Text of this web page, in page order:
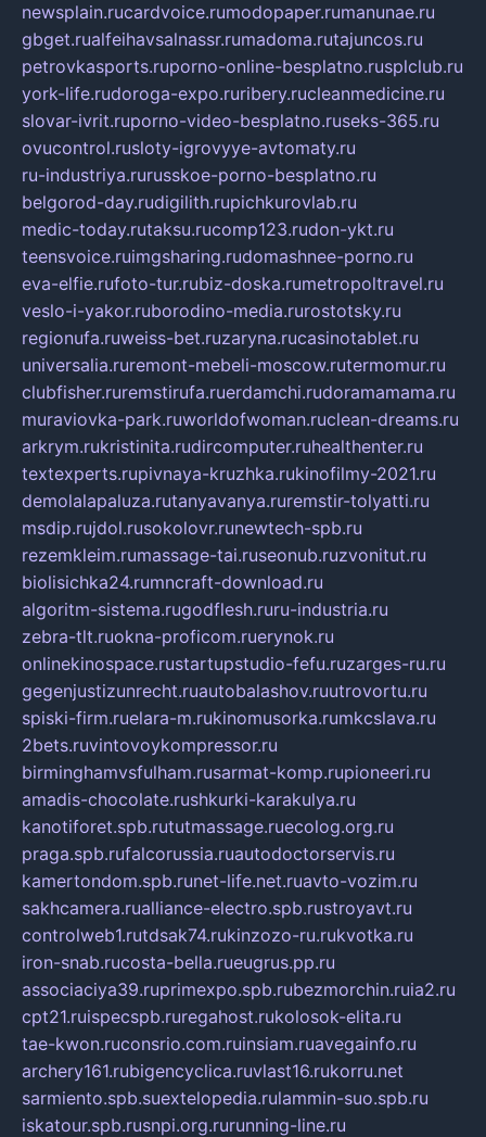
newsplain.rucardvoice.rumodopaper.rumanunae.ru
gbget.rualfeihavsalnassr.rumadoma.rutajuncos.ru
petrovkasports.ruporno-online-besplatno.rusplclub.ru
york-life.rudoroga-expo.ruribery.rucleanmedicine.ru
slovar-ivrit.ruporno-video-besplatno.ruseks-365.ru
ovucontrol.rusloty-igrovyye-avtomaty.ru
ru-industriya.rurusskoe-porno-besplatno.ru
belgorod-day.rudigilith.rupichkurovlab.ru
medic-today.rutaksu.rucomp123.rudon-ykt.ru
teensvoice.ruimgsharing.rudomashnee-porno.ru
eva-elfie.rufoto-tur.rubiz-doska.rumetropoltravel.ru
veslo-i-yakor.ruborodino-media.rurostotsky.ru
regionufa.ruweiss-bet.ruzaryna.rucasinotablet.ru
universalia.ruremont-mebeli-moscow.rutermomur.ru
clubfisher.ruremstirufa.ruerdamchi.rudoramamama.ru
muraviovka-park.ruworldofwoman.ruclean-dreams.ru
arkrym.rukristinita.rudircomputer.ruhealthenter.ru
textexperts.rupivnaya-kruzhka.rukinofilmy-2021.ru
demolalapaluza.rutanyavanya.ruremstir-tolyatti.ru
msdip.rujdol.rusokolovr.runewtech-spb.ru
rezemkleim.rumassage-tai.ruseonub.ruzvonitut.ru
biolisichka24.rumncraft-download.ru
algoritm-sistema.rugodflesh.ruru-industria.ru
zebra-tlt.ruokna-proficom.ruerynok.ru
onlinekinospace.rustartupstudio-fefu.ruzarges-ru.ru
gegenjustizunrecht.ruautobalashov.ruutrovortu.ru
spiski-firm.ruelara-m.rukinomusorka.rumkcslava.ru
2bets.ruvintovoykompressor.ru
birminghamvsfulham.rusarmat-komp.rupioneeri.ru
amadis-chocolate.rushkurki-karakulya.ru
kanotiforet.spb.rututmassage.ruecolog.org.ru
praga.spb.rufalcorussia.ruautodoctorservis.ru
kamertondom.spb.runet-life.net.ruavto-vozim.ru
sakhcamera.rualliance-electro.spb.rustroyavt.ru
controlweb1.rutdsak74.rukinzozo-ru.rukvotka.ru
iron-snab.rucosta-bella.rueugrus.pp.ru
associaciya39.ruprimexpo.spb.rubezmorchin.ruia2.ru
cpt21.ruispecspb.ruregahost.rukolosok-elita.ru
tae-kwon.ruconsrio.com.ruinsiam.ruavegainfo.ru
archery161.rubigencyclica.ruvlast16.rukorru.net
sarmiento.spb.suextelopedia.rulammin-suo.spb.ru
iskatour.spb.rusnpi.org.rurunning-line.ru